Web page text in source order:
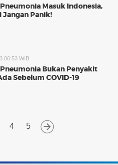
Masuk Indonesia,
Jangan Panik!
06:53 WIB
Bukan Penyakit
Sebelum COVID-19
4 5